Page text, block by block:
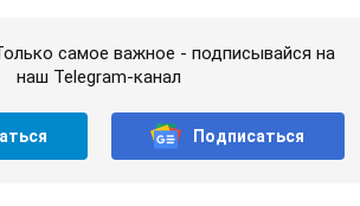
самое важное - подписывайся на
наш Telegram-канал
Подписаться